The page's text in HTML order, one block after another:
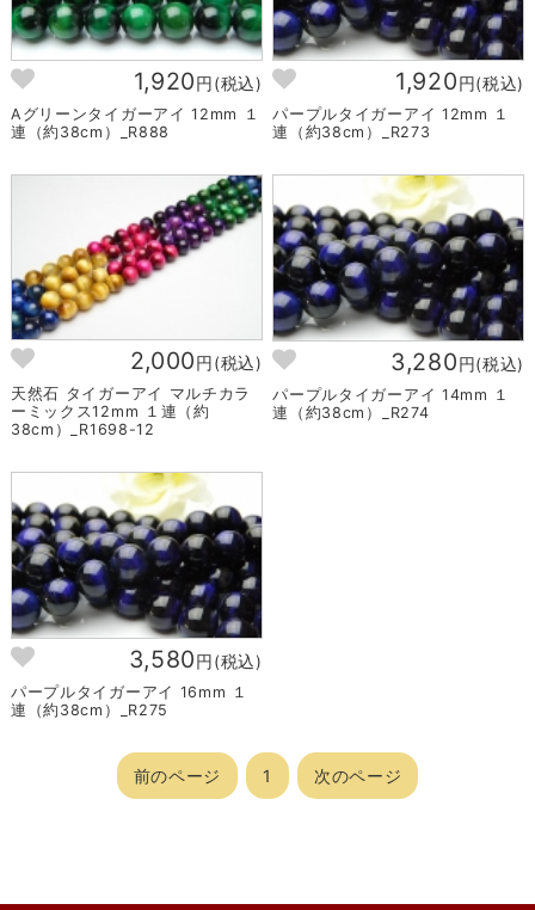
1,920円(税込)
Aグリーンタイガーアイ 12mm １
連（約38cm）_R888
1,920円(税込)
パープルタイガーアイ 12mm １
連（約38cm）_R273
2,000円(税込)
天然石 タイガーアイ マルチカラ
ーミックス12mm １連（約
38cm）_R1698-12
3,280円(税込)
パープルタイガーアイ 14mm １
連（約38cm）_R274
3,580円(税込)
パープルタイガーアイ 16mm １
連（約38cm）_R275
前のページ 1 次のページ